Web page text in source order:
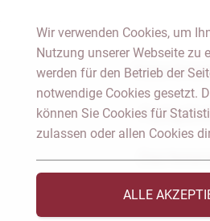
Notar
Das
Vorträge &
Wir verwenden Cookies, um
Nutzung unserer Webseite zu
werden für den Betrieb der
notwendige Cookies gesetzt.
können Sie Cookies für
zulassen oder allen Cookies
ALLE